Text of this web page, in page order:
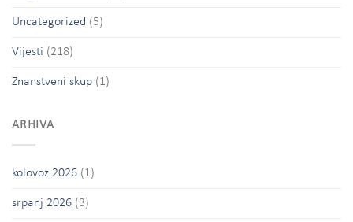
Uncategorized (5)
Vijesti (218)
Znanstveni skup (1)
ARHIVA
kolovoz 2026 (1)
srpanj 2026 (3)